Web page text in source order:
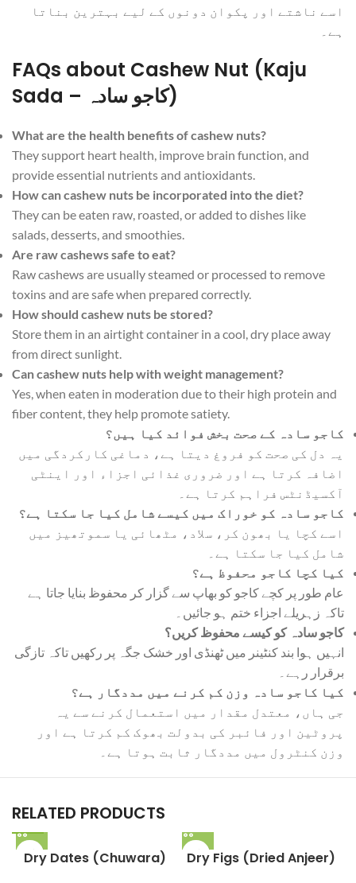
اسے ناشتے اور پکوان دونوں کے لیے بہترین بناتا
ہے۔
FAQs about Cashew Nut (Kaju
Sada – کاجو سادہ)
What are the health benefits of cashew nuts?
They support heart health, improve brain function, and
provide essential nutrients and antioxidants.
How can cashew nuts be incorporated into the diet?
They can be eaten raw, roasted, or added to dishes like
salads, desserts, and smoothies.
Are raw cashews safe to eat?
Raw cashews are usually steamed or processed to remove
toxins and are safe when prepared correctly.
How should cashew nuts be stored?
Store them in an airtight container in a cool, dry place away
from direct sunlight.
Can cashew nuts help with weight management?
Yes, when eaten in moderation due to their high protein and
fiber content, they help promote satiety.
کاجو سادہ کے صحت بخش فوائد کیا ہیں؟
یہ دل کی صحت کو فروغ دیتا ہے، دماغی کارکردگی میں
اضافہ کرتا ہے اور ضروری غذائی اجزاء اور اینٹی
آکسیڈنٹس فراہم کرتا ہے۔
کاجو سادہ کو خوراک میں کیسے شامل کیا جا سکتا ہے؟
اسے کچا یا بھون کر، سلاد، مٹھائی یا سموتھیز میں
شامل کیا جا سکتا ہے۔
کیا کچا کاجو محفوظ ہے؟
عام طور پر کچے کاجو کو بھاپ سے گزار کر محفوظ بنایا جاتا ہے
تاکہ زہریلے اجزاء ختم ہو جائیں۔
کاجو سادہ کو کیسے محفوظ کریں؟
انہیں ہوا بند کنٹینر میں ٹھنڈی اور خشک جگہ پر رکھیں تاکہ تازگی
برقرار رہے۔
کیا کاجو سادہ وزن کم کرنے میں مددگار ہے؟
جی ہاں، معتدل مقدار میں استعمال کرنے سے یہ
پروٹین اور فائبر کی بدولت بھوک کم کرتا ہے اور
وزن کنٹرول میں مددگار ثابت ہوتا ہے۔
RELATED PRODUCTS
Dry Dates (Chuwara) Dry Figs (Dried Anjeer)